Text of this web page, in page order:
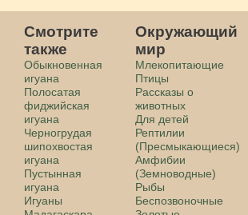
Смотрите
также
Обыкновенная
игуана
Полосатая
фиджийская
игуана
Черногрудая
шипохвостая
игуана
Пустынная
игуана
Игуаны
Окружающий
мир
Млекопитающие
Птицы
Рассказы о
животных
Для детей
Рептилии
(Пресмыкающиеся)
Амфибии
(Земноводные)
Рыбы
Беспозвоночные